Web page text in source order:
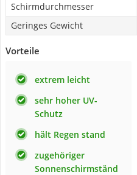
Schirmdurchmesser
Geringes Gewicht
Vorteile
extrem leicht
sehr hoher UV-
Schutz
hält Regen stand
zugehöriger
Sonnenschirmständ